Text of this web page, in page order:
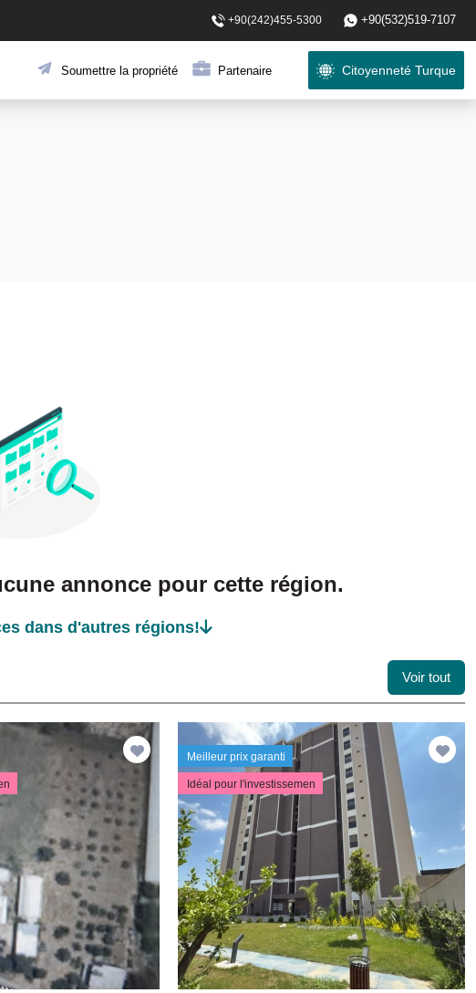
+90(242)455-5300 +90(532)519-7107
Soumettre la propriété Partenaire Citoyenneté Turque
annonce pour cette région.
dans d'autres régions!
Voir tout
Meilleur prix garanti
Idéal pour l'investissemen